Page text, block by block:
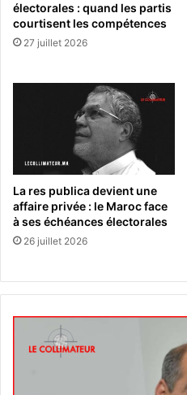
électorales : quand les partis
courtisent les compétences
27 juillet 2026
La res publica devient une
affaire privée : le Maroc face
à ses échéances électorales
26 juillet 2026